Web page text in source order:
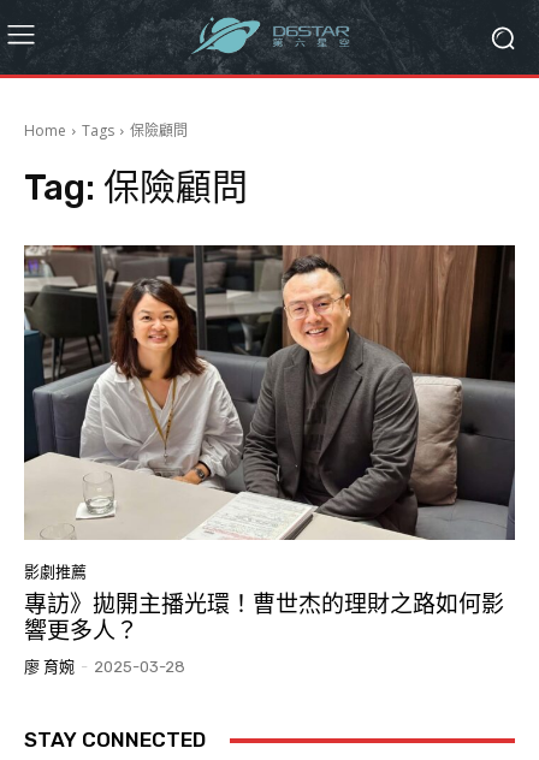
Home Tags 保險顧問
Tag: 保險顧問
影劇推薦
專訪》拋開主播光環！曹世杰的理財之路如何影
響更多人？
廖 育婉 - 2025-03-28
STAY CONNECTED